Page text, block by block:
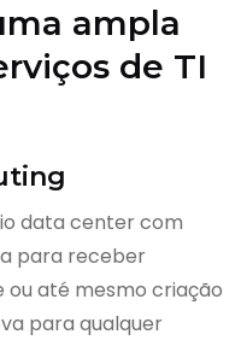
ampla
de TI
data center com
para receber
ou até mesmo criação
para qualquer